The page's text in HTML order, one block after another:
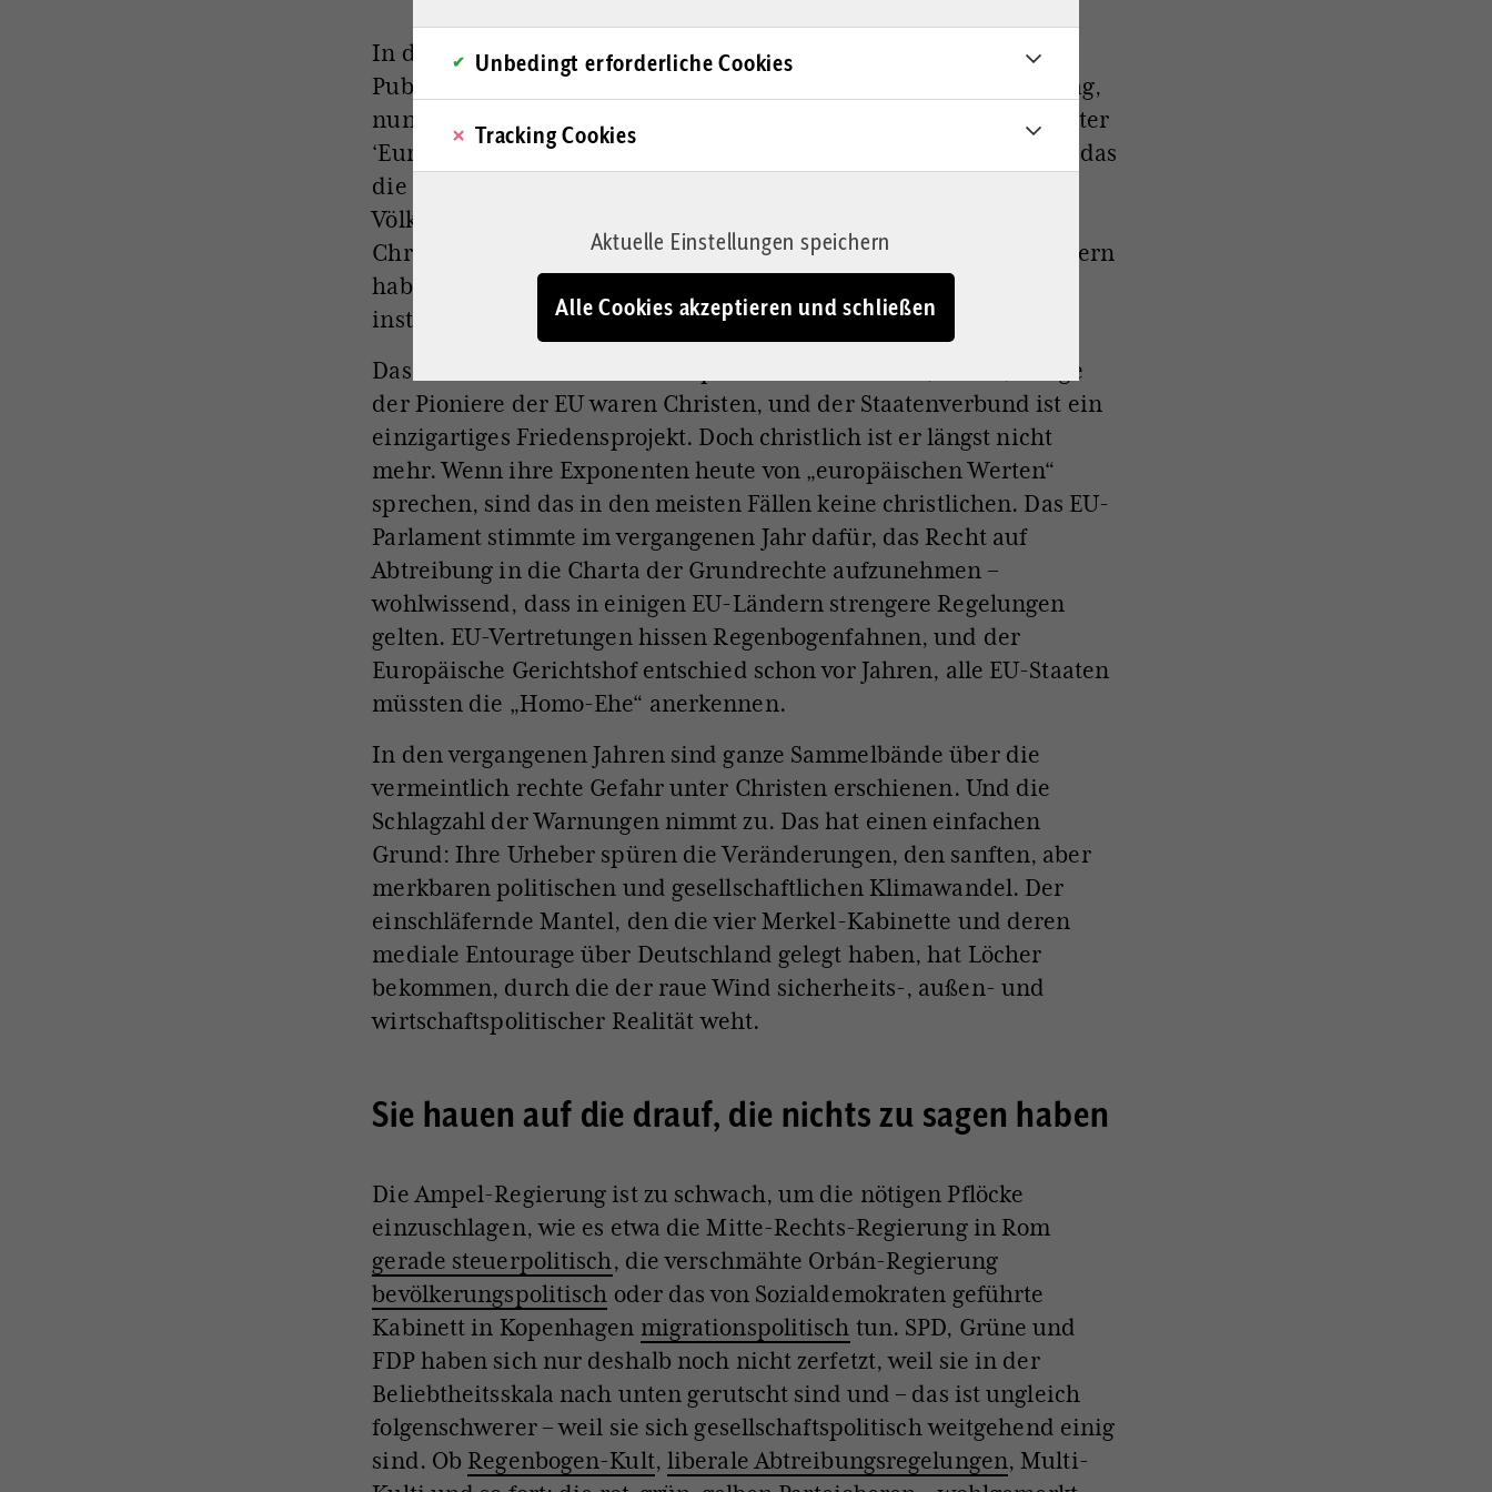
In der Tagespost, lange die letzte konservative Bastion katholischer
Publizistik, polterte Sebastian Sasse nach dem AfD-Europaparteitag,
nun müsse „
auch dem Letzten klar geworden sein, was die AfD unter
‘Europa’ versteht. Für sie ist die EU nicht das große Friedenswerk, das
die christlichen Gründerväter unter dem Eindruck des großen
Völkermordens im Zweiten Weltkrieg in Gang gesetzt haben.“ Den
Christen, „die sich bisher so gerne von den blauen Phrasendreschern
haben einlullen lassen“, rief er zu: „Lasst euch nicht
instrumentalisieren.“
Das sind nur drei aktuelle Beispiele von vielen. Und, sicher, einige
der Pioniere der EU waren Christen, und der Staatenverbund ist ein
einzigartiges Friedensprojekt. Doch christlich ist er längst nicht
mehr. Wenn ihre Exponenten heute von „europäischen Werten“
sprechen, sind das in den meisten Fällen keine christlichen. Das EU-
Parlament stimmte im vergangenen Jahr dafür, das Recht auf
Abtreibung in die Charta der Grundrechte aufzunehmen –
wohlwissend, dass in einigen EU-Ländern strengere Regelungen
gelten. EU-Vertretungen hissen Regenbogenfahnen, und der
Europäische Gerichtshof entschied schon vor Jahren, alle EU-Staaten
müssten die „Homo-Ehe“ anerkennen.
In den vergangenen Jahren sind ganze Sammelbände über die
vermeintlich rechte Gefahr unter Christen erschienen. Und die
Schlagzahl der Warnungen nimmt zu. Das hat einen einfachen
Grund: Ihre Urheber spüren die Veränderungen, den sanften, aber
merkbaren politischen und gesellschaftlichen Klimawandel. Der
einschläfernde Mantel, den die vier Merkel-Kabinette und deren
mediale Entourage über Deutschland gelegt haben, hat Löcher
bekommen, durch die der raue Wind sicherheits-, außen- und
wirtschaftspolitischer Realität weht.
Sie hauen auf die drauf, die nichts zu sagen haben
Die Ampel-Regierung ist zu schwach, um die nötigen Pflöcke
einzuschlagen, wie es etwa die Mitte-Rechts-Regierung in Rom
gerade steuerpolitisch, die verschmähte Orbán-Regierung
bevölkerungspolitisch oder das von Sozialdemokraten geführte
Kabinett in Kopenhagen migrationspolitisch tun. SPD, Grüne und
FDP haben sich nur deshalb noch nicht zerfetzt, weil sie in der
Beliebtheitsskala nach unten gerutscht sind und – das ist ungleich
folgenschwerer – weil sie sich gesellschaftspolitisch weitgehend einig
sind. ObRegenbogen-Kult, liberale Abtreibungsregelungen, Multi-
Unbedingt erforderliche Cookies
Tracking Cookies
Aktuelle Einstellungen speichern
Alle Cookies akzeptieren und schließen